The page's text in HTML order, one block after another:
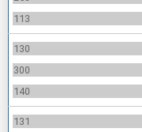
113
130
300
140
131